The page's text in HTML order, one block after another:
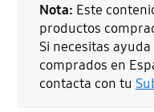
Nota: Este
productos
Si necesitas
comprados en
contacta con tu